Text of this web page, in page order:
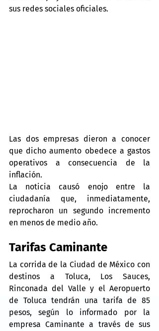
sus redes sociales oficiales.
Las dos empresas dieron a conocer
que dicho aumento obedece a gastos
operativos a consecuencia de la
inflación.
La noticia causó enojo entre la
ciudadanía que, inmediatamente,
reprocharon un segundo incremento
en menos de medio año.
Tarifas Caminante
La corrida de la Ciudad de México con
destinos a Toluca, Los Sauces,
Rinconada del Valle y el Aeropuerto
de Toluca tendrán una tarifa de 85
pesos, según lo informado por la
empresa Caminante a través de sus